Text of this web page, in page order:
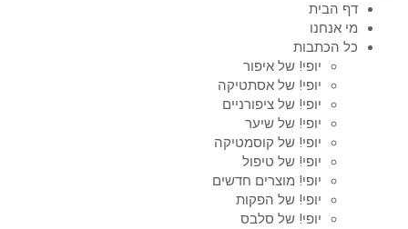
דף הבית
מי אנחנו
כל הכתבות
יופי! של איפור
יופי! של אסתטיקה
יופי! של ציפורניים
יופי! של שיער
יופי! של קוסמטיקה
יופי! של טיפול
יופי! מוצרים חדשים
יופי! של הפקות
יופי! של סלבס